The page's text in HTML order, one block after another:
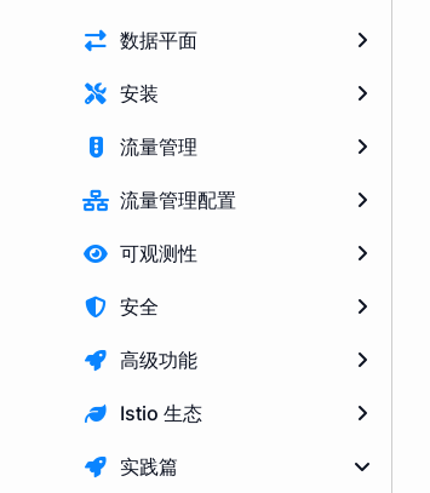
数据平面
安装
流量管理
流量管理配置
可观测性
安全
高级功能
Istio 生态
实践篇